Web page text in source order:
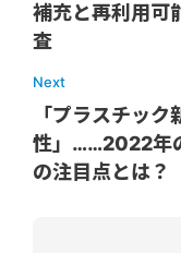
補充と再利用可
査
Next
「プラスチッ
性」……2022年
の注目点とは？